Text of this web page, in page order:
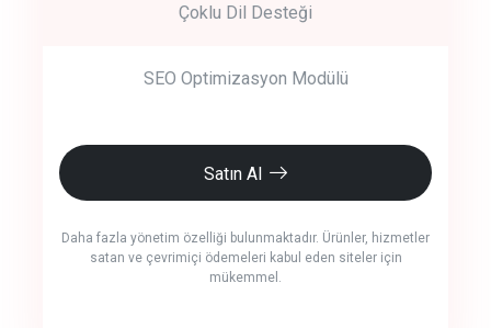
Çoklu Dil Desteği
SEO Optimizasyon Modülü
Satın Al
Daha fazla yönetim özelliği bulunmaktadır. Ürünler, hizmetler
satan ve çevrimiçi ödemeleri kabul eden siteler için
mükemmel.